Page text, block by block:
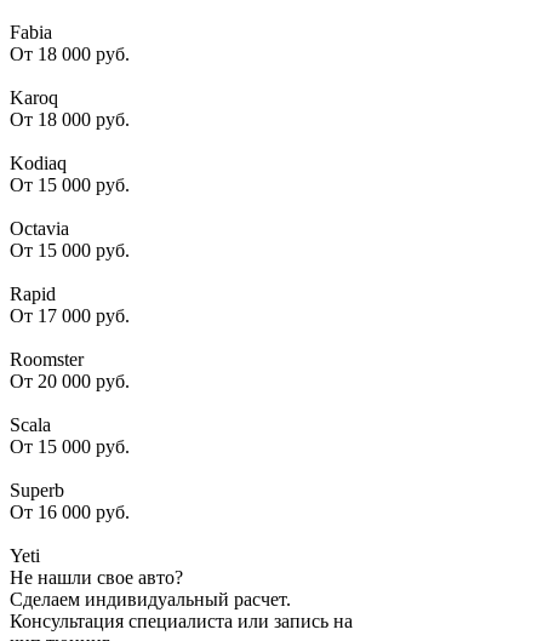
Fabia
От 18 000 руб.
Karoq
От 18 000 руб.
Kodiaq
От 15 000 руб.
Octavia
От 15 000 руб.
Rapid
От 17 000 руб.
Roomster
От 20 000 руб.
Scala
От 15 000 руб.
Superb
От 16 000 руб.
Yeti
Не нашли свое авто?
Сделаем индивидуальный расчет.
Консультация специалиста или запись на